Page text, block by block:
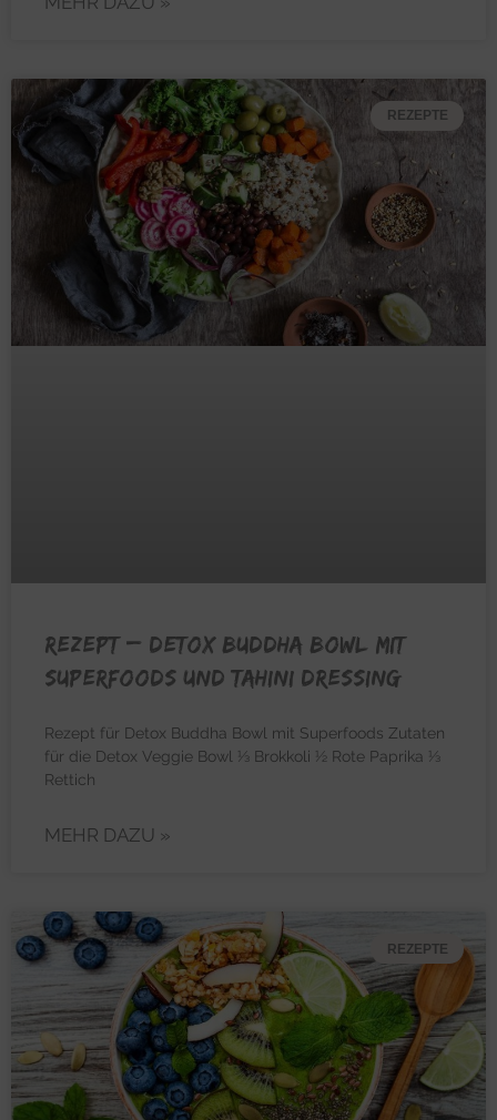
REZEPTE
REZEPT – Detox Buddha Bowl mit
Superfoods und Tahini Dressing
Rezept für Detox Buddha Bowl mit Superfoods Zutaten
für die Detox Veggie Bowl ⅓ Brokkoli ½ Rote Paprika ⅓
Rettich
MEHR DAZU »
REZEPTE